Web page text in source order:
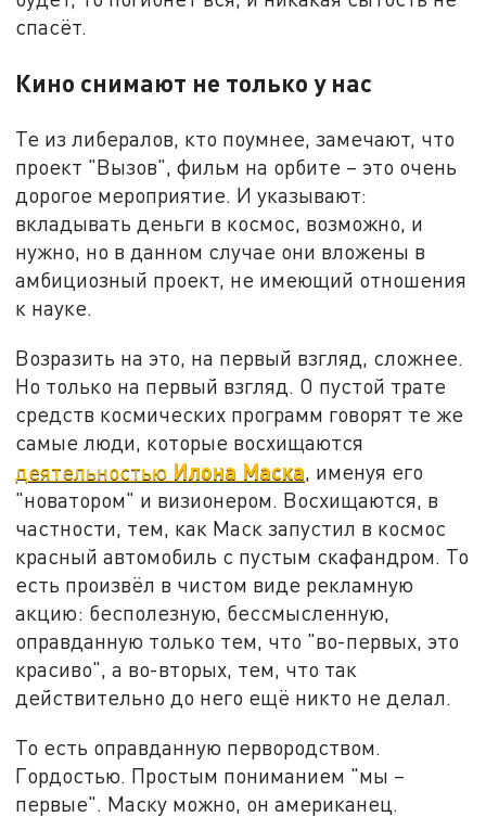
спасёт.
Кино снимают не только у нас
Те из либералов, кто поумнее, замечают, что
проект "Вызов", фильм на орбите – это очень
дорогое мероприятие. И указывают:
вкладывать деньги в космос, возможно, и
нужно, но в данном случае они вложены в
амбициозный проект, не имеющий отношения
к науке.
Возразить на это, на первый взгляд, сложнее.
Но только на первый взгляд. О пустой трате
средств космических программ говорят те же
самые люди, которые восхищаются
деятельностью Илона Маска, именуя его
"новатором" и визионером. Восхищаются, в
частности, тем, как Маск запустил в космос
красный автомобиль с пустым скафандром. То
есть произвёл в чистом виде рекламную
акцию: бесполезную, бессмысленную,
оправданную только тем, что "во-первых, это
красиво", а во-вторых, тем, что так
действительно до него ещё никто не делал.
То есть оправданную первородством.
Гордостью. Простым пониманием "мы –
первые". Маску можно, он американец.